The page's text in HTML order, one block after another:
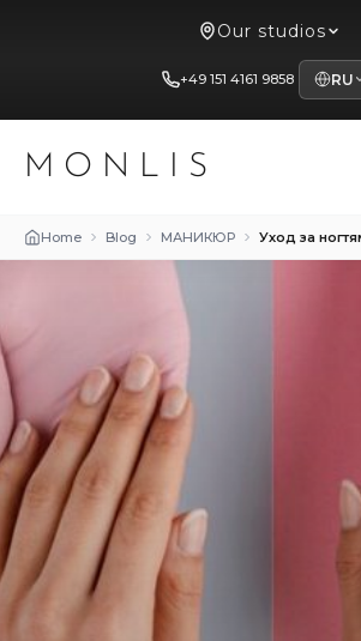
Our studios
+49 151 4161 9858 RU
MONLIS
Home Blog МАНИКЮР